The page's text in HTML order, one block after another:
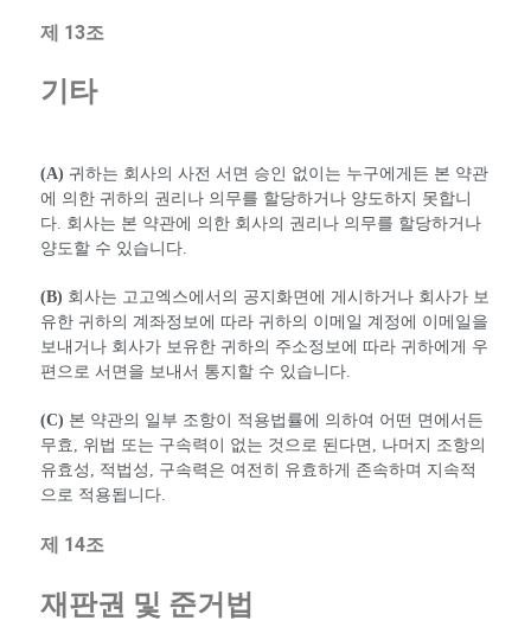
제 13조
기타
(A) 귀하는 회사의 사전 서면 승인 없이는 누구에게든 본 약관
에 의한 귀하의 권리나 의무를 할당하거나 양도하지 못합니
다. 회사는 본 약관에 의한 회사의 권리나 의무를 할당하거나
양도할 수 있습니다.
(B) 회사는 고고엑스에서의 공지화면에 게시하거나 회사가 보
유한 귀하의 계좌정보에 따라 귀하의 이메일 계정에 이메일을
보내거나 회사가 보유한 귀하의 주소정보에 따라 귀하에게 우
편으로 서면을 보내서 통지할 수 있습니다.
(C) 본 약관의 일부 조항이 적용법률에 의하여 어떤 면에서든
무효, 위법 또는 구속력이 없는 것으로 된다면, 나머지 조항의
유효성, 적법성, 구속력은 여전히 유효하게 존속하며 지속적
으로 적용됩니다.
제 14조
재판권 및 준거법